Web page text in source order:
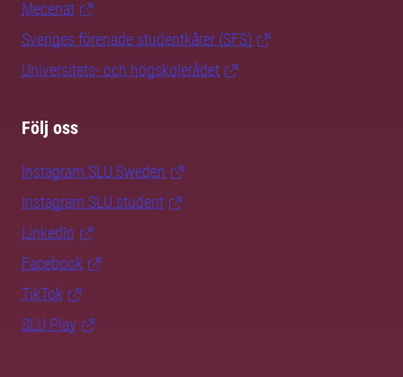
Mecenat
Sveriges förenade studentkårer (SFS)
Universitets- och högskolerådet
Följ oss
Instagram SLU.Sweden
Instagram SLU.student
LinkedIn
Facebook
TikTok
SLU Play